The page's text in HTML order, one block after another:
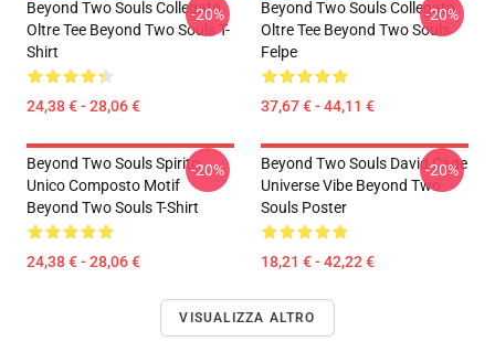
Beyond Two Souls Collegato
Oltre Tee Beyond Two Souls T-
Shirt
24,38 € - 28,06 €
-20%
Beyond Two Souls Collegato
Oltre Tee Beyond Two Souls
Felpe
37,67 € - 44,11 €
-20%
Beyond Two Souls Spirito
Unico Composto Motif
Beyond Two Souls T-Shirt
24,38 € - 28,06 €
-20%
Beyond Two Souls David Cage
Universe Vibe Beyond Two
Souls Poster
18,21 € - 42,22 €
-20%
VISUALIZZA ALTRO